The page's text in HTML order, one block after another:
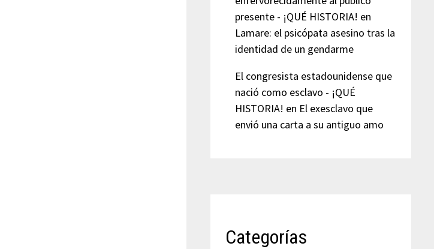
presente - ¡QUÉ HISTORIA! en
Lamare: el psicópata asesino tras la
identidad de un gendarme
El congresista estadounidense que
nació como esclavo - ¡QUÉ
HISTORIA! en El exesclavo que
envió una carta a su antiguo amo
Categorías